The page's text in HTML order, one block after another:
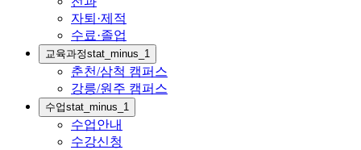
자퇴·제적
수료·졸업
교육과정stat_minus_1
춘천/삼척 캠퍼스
강릉/원주 캠퍼스
수업stat_minus_1
수업안내
수강신청